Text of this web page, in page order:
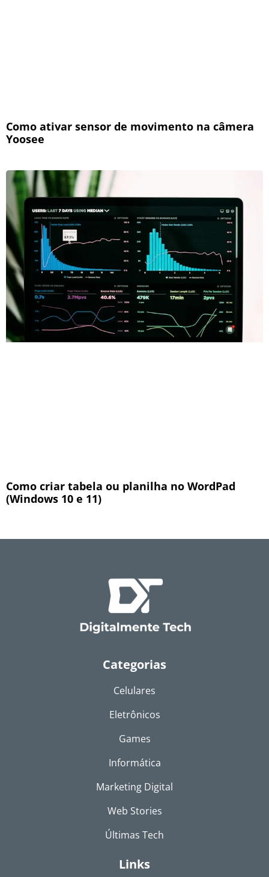
Como ativar sensor de movimento na câmera
Yoosee
Como criar tabela ou planilha no WordPad
(Windows 10 e 11)
Categorias
Celulares
Eletrônicos
Games
Informática
Marketing Digital
Web Stories
Últimas Tech
Links